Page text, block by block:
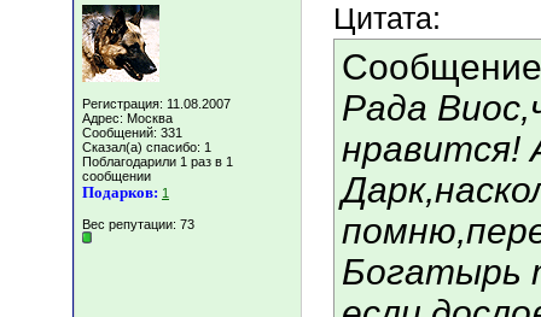
Регистрация: 11.08.2007
Адрес: Москва
Сообщений: 331
Сказал(а) спасибо: 1
Поблагодарили 1 раз в 1
сообщении
Подарков: 1
Вес репутации: 73
Цитата:
Рада
нравится!
Богатырь